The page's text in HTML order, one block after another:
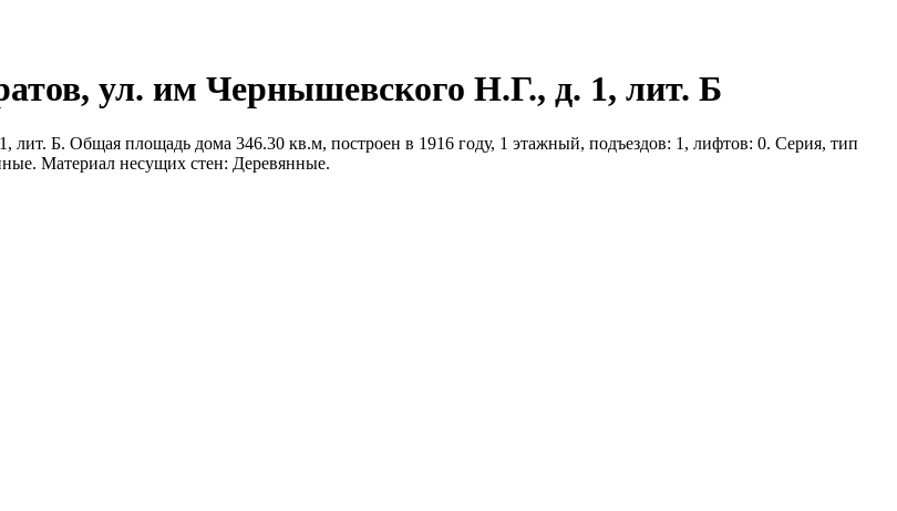
ул. им Чернышевского Н.Г., д. 1, лит. Б
Б. Общая площадь дома 346.30 кв.м, построен в 1916 году, 1 этажный, подъездов: 1, лифтов: 0. Серия, тип
Материал несущих стен: Деревянные.